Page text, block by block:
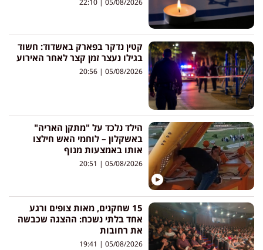
קטין נדקר בפארק באשדוד: חשוד
בגילו נעצר זמן קצר לאחר האירוע
05/08/2026
הילד נלכד על "מתקן האריה"
באשקלון – לוחמי האש חילצו
אותו באמצעות מנוף
05/08/2026
15 שחקנים, מאות צופים ורגע
אחד בלתי נשכח: ההצגה שכבשה
את רחובות
05/08/2026